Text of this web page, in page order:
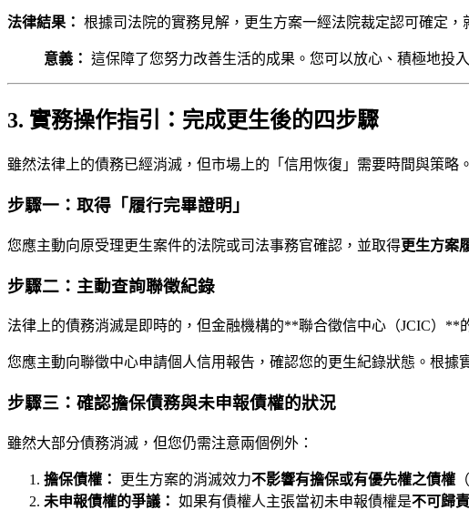
法律結果： 根據司法院的實務見解，更生方案一經法院裁定認可確定，
意義： 這保障了您努力改善生活的成果。您可以放心、積極地投
3. 實務操作指引：完成更生後的四步驟
雖然法律上的債務已經消滅，但市場上的「信用恢復」需要時間與策略
步驟一：取得「履行完畢證明」
您應主動向原受理更生案件的法院或司法事務官確認，並取得更生方案
步驟二：主動查詢聯徵紀錄
法律上的債務消滅是即時的，但金融機構的**聯合徵信中心（JCIC）**
您應主動向聯徵中心申請個人信用報告，確認您的更生紀錄狀態。根
步驟三：確認擔保債務與未申報債權的狀況
雖然大部分債務消滅，但您仍需注意兩個例外：
擔保債權： 更生方案的消滅效力不影響有擔保或有優先權之債權
未申報債權的爭議： 如果有債權人主張當初未申報債權是不可歸